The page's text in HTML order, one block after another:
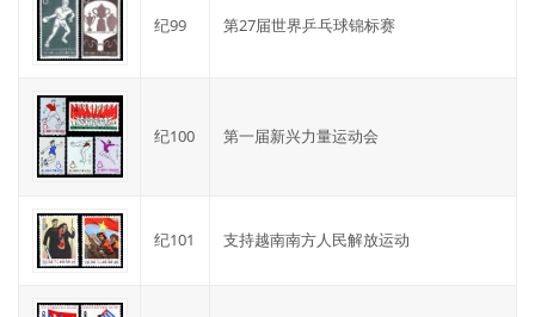
纪99 第27届世界乒乓球锦标赛
纪100 第一届新兴力量运动会
纪101 支持越南南方人民解放运动